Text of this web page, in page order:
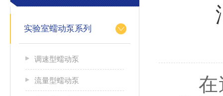
实验室蠕动泵系列
调速型蠕动泵
流量型蠕动泵
在追